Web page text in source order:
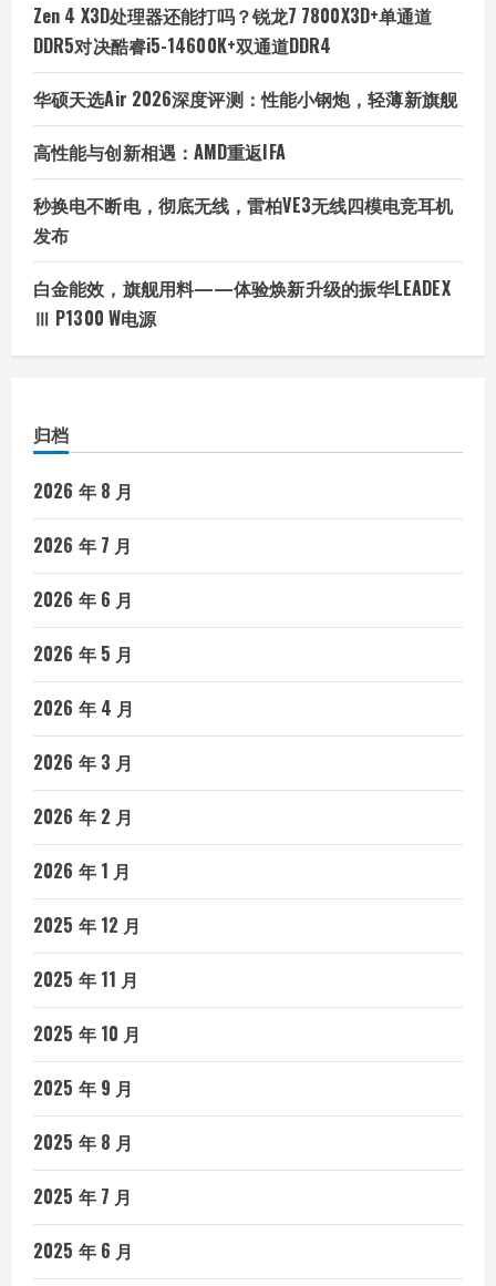
Zen 4 X3D处理器还能打吗？锐龙7 7800X3D+单通道
DDR5对决酷睿i5-14600K+双通道DDR4
华硕天选Air 2026深度评测：性能小钢炮，轻薄新旗舰
高性能与创新相遇：AMD重返IFA
秒换电不断电，彻底无线，雷柏VE3无线四模电竞耳机
发布
白金能效，旗舰用料——体验焕新升级的振华LEADEX
Ⅲ P1300 W电源
归档
2026 年 8 月
2026 年 7 月
2026 年 6 月
2026 年 5 月
2026 年 4 月
2026 年 3 月
2026 年 2 月
2026 年 1 月
2025 年 12 月
2025 年 11 月
2025 年 10 月
2025 年 9 月
2025 年 8 月
2025 年 7 月
2025 年 6 月